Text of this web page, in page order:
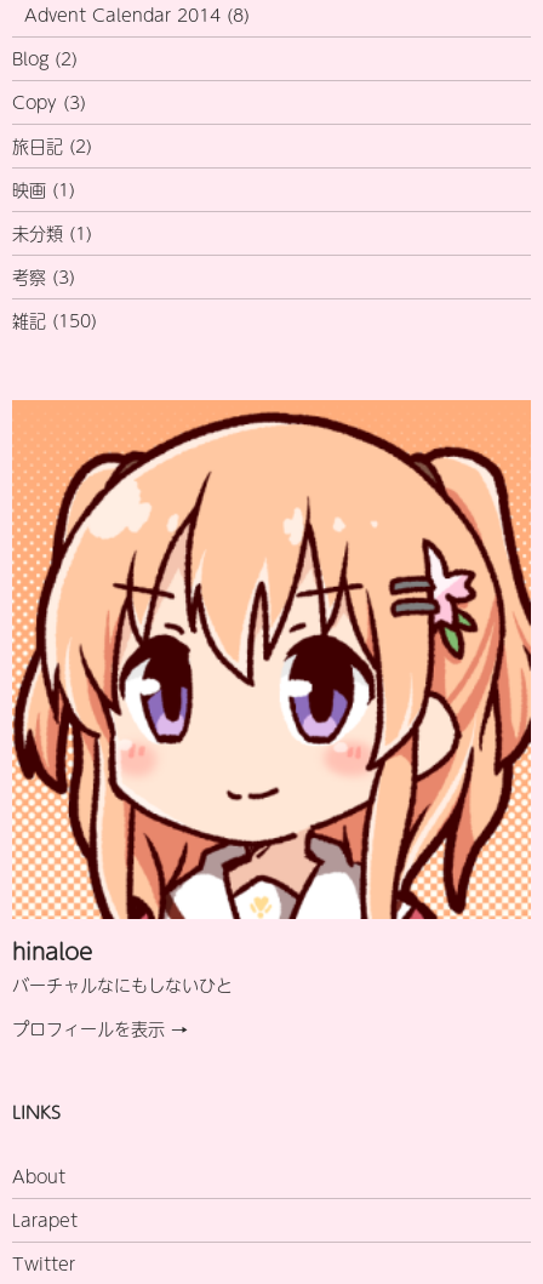
Advent Calendar 2014 (8)
Blog (2)
Copy (3)
旅日記 (2)
映画 (1)
未分類 (1)
考察 (3)
雑記 (150)
hinaloe
バーチャルなにもしないひと
プロフィールを表示 →
LINKS
About
Larapet
Twitter